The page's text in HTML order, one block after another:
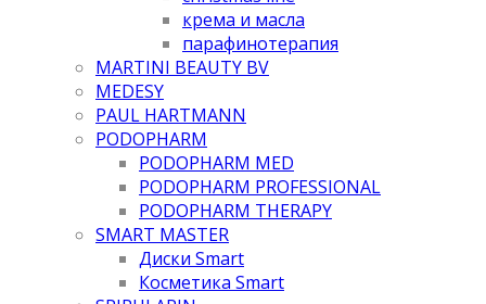
крема и масла
парафинотерапия
MARTINI BEAUTY BV
MEDESY
PAUL HARTMANN
PODOPHARM
PODOPHARM MED
PODOPHARM PROFESSIONAL
PODOPHARM THERAPY
SMART MASTER
Диски Smart
Косметика Smart